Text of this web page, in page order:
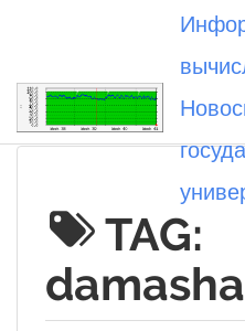
Вы посетили
TAG: